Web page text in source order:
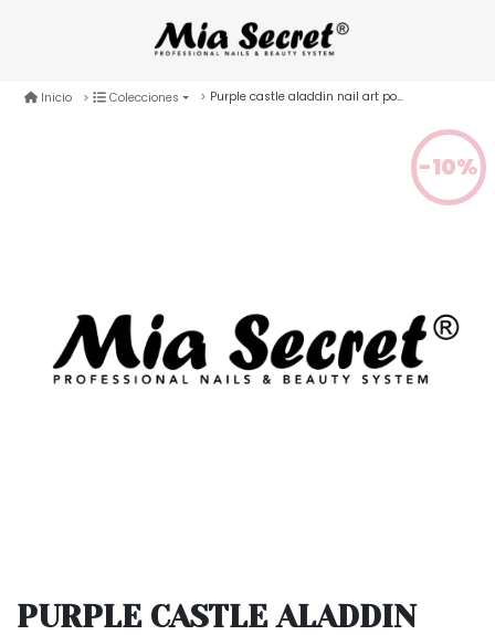
Inicio Colecciones Purple castle aladdin nail art powder 1 oz
-10%
PURPLE CASTLE ALADDIN